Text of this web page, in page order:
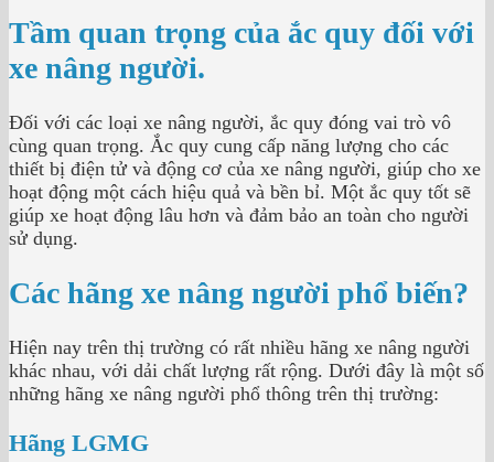
Tầm quan trọng của ắc quy đối với
xe nâng người.
Đối với các loại xe nâng người, ắc quy đóng vai trò vô
cùng quan trọng. Ắc quy cung cấp năng lượng cho các
thiết bị điện tử và động cơ của xe nâng người, giúp cho xe
hoạt động một cách hiệu quả và bền bỉ. Một ắc quy tốt sẽ
giúp xe hoạt động lâu hơn và đảm bảo an toàn cho người
sử dụng.
Các hãng xe nâng người phổ biến?
Hiện nay trên thị trường có rất nhiều hãng xe nâng người
khác nhau, với dải chất lượng rất rộng. Dưới đây là một số
những hãng xe nâng người phổ thông trên thị trường:
Hãng LGMG